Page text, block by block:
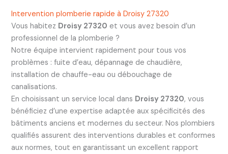
Intervention plomberie rapide à Droisy 27320
Vous habitez Droisy 27320 et vous avez besoin d’un
professionnel de la plomberie ?
Notre équipe intervient rapidement pour tous vos
problèmes : fuite d’eau, dépannage de chaudière,
installation de chauffe-eau ou débouchage de
canalisations.
En choisissant un service local dans Droisy 27320, vous
bénéficiez d’une expertise adaptée aux spécificités des
bâtiments anciens et modernes du secteur. Nos plombiers
qualifiés assurent des interventions durables et conformes
aux normes, tout en garantissant un excellent rapport